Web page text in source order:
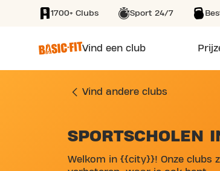
SKIP TO MAIN CONTENT
1700+ Clubs Sport 24/7
Vind een club
Vind andere clubs
SKIP MAP LIST
SPORTSCHOLEN
Welkom in {{city}}! Onze clubs